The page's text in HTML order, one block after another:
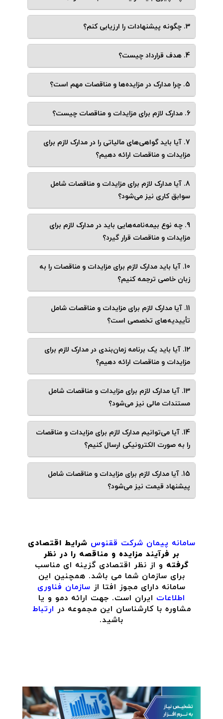
3. چگونه پیشنهادات را ارزیابی کنم؟
4. هدف قرارداد چیست؟
5. چرا مدارک در مزایده‌ها و مناقصات مهم است؟
6. مدارک لازم برای مزایدات و مناقصات چیست؟
7. آیا باید گواهی‌های مالیاتی را در مدارک لازم برای
مزایدات و مناقصات ارائه دهیم؟
8. آیا مدارک لازم برای مزایدات و مناقصات شامل
سوابق کاری نیز می‌شود؟
9. چه نوع بیمه‌نامه‌هایی باید در مدارک لازم برای
مزایدات و مناقصات قرار گیرد؟
10. آیا باید مدارک لازم برای مزایدات و مناقصات را به
زبان خاصی ترجمه کنیم؟
11. آیا مدارک لازم برای مزایدات و مناقصات شامل
تأییدیه‌های تخصصی است؟
12. آیا باید یک برنامه زمان‌بندی در مدارک لازم برای
مزایدات و مناقصات ارائه دهیم؟
13. آیا مدارک لازم برای مزایدات و مناقصات شامل
مستندات مالی نیز می‌شود؟
14. آیا می‌توانیم مدارک لازم برای مزایدات و مناقصات
را به صورت الکترونیکی ارسال کنیم؟
15. آیا مدارک لازم برای مزایدات و مناقصات شامل
پیشنهاد قیمت نیز می‌شود؟
سامانه پیمان شرکت ققنوس شرایط اقتصادی
بر فرآیند مزایده و مناقصه را در نظر
گرفته و از نظر اقتصادی گزینه ای مناسب
برای سازمان شما می باشد. همچنین این
سامانه دارای مجوز افتا از سازمان فناوری
اطلاعات ایران است. جهت ارائه دمو و یا
مشاوره با کارشناسان این مجموعه در ارتباط
باشید.